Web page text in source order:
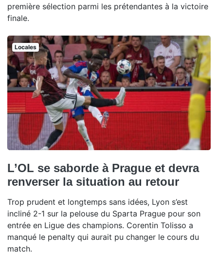
première sélection parmi les prétendantes à la victoire
finale.
Locales
L’OL se saborde à Prague et devra
renverser la situation au retour
Trop prudent et longtemps sans idées, Lyon s’est
incliné 2-1 sur la pelouse du Sparta Prague pour son
entrée en Ligue des champions. Corentin Tolisso a
manqué le penalty qui aurait pu changer le cours du
match.